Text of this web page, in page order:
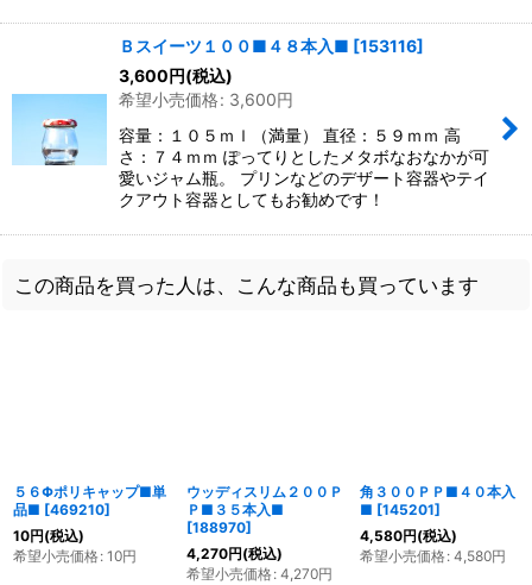
Ｂスイーツ１００■４８本入■ [153116]
3,600円(税込)
希望小売価格: 3,600円
容量：１０５ｍｌ（満量） 直径：５９ｍｍ 高
さ：７４ｍｍ ぽってりとしたメタボなおなかが可
愛いジャム瓶。 プリンなどのデザート容器やテイ
クアウト容器としてもお勧めです！
この商品を買った人は、こんな商品も買っています
５６Φポリキャップ■単
品■ [469210]
10円(税込)
希望小売価格: 10円
ウッディスリム２００Ｐ
Ｐ■３５本入■
[188970]
4,270円(税込)
希望小売価格: 4,270円
角３００ＰＰ■４０本入
■ [145201]
4,580円(税込)
希望小売価格: 4,580円